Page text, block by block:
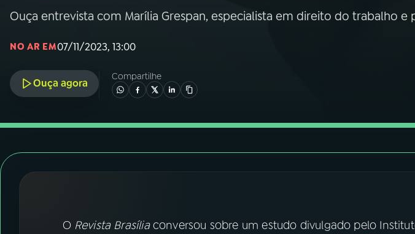
04PROGRAMAS
ACOMPANHE A RÁDIO NACIONAL
Ouça entrevista com Marília Grespan, especialista em direito do trabalho e
NO AR EM07/11/2023, 13:00
Ouça agora
Compartilhe
O Revista Brasíliaconversou sobre um estudo divulgado pelo